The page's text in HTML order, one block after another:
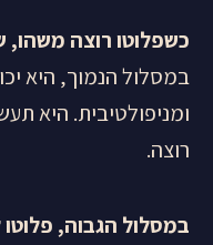
כשפלוטו רוצה משהו,
במסלול הנמוך, היא
ומניפולטיבית. היא
רוצה.
במסלול הגבוה,